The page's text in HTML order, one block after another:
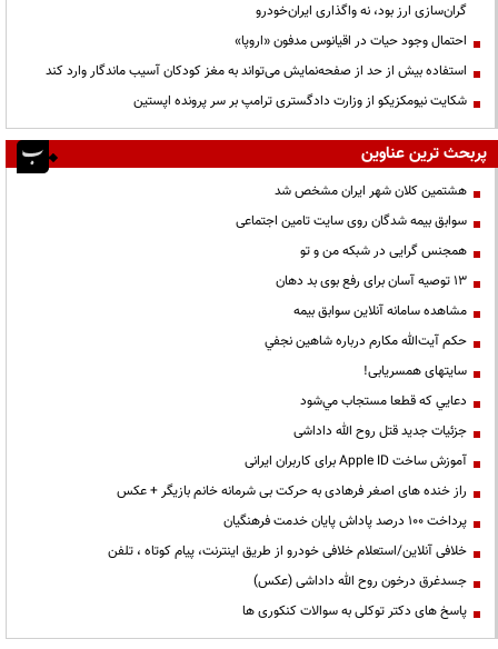
گران‌سازی ارز بود، نه واگذاری ایران‌خودرو
احتمال وجود حیات در اقیانوس مدفون «اروپا»
استفاده بیش از حد از صفحه‌نمایش می‌تواند به مغز کودکان آسیب ماندگار وارد کند
شکایت نیومکزیکو از وزارت دادگستری ترامپ بر سر پرونده اپستین
پربحث ترین عناوین
هشتمین کلان شهر ایران مشخص شد
سوابق بیمه شدگان روی سایت تامین اجتماعی
همجنس گرایی در شبکه من و تو
13 توصیه آسان برای رفع بوی بد دهان
مشاهده سامانه آنلاين سوابق بیمه
حكم آيت‌الله مكارم درباره شاهين نجفي
سایتهای همسریابی!
دعايي كه قطعا مستجاب مي‌شود
جزئیات جدید قتل روح الله داداشی
آموزش ساخت Apple ID برای کاربران ایرانی
راز خنده های اصغر فرهادی به حرکت بی شرمانه خانم بازیگر + عکس
پرداخت ۱۰۰ درصد پاداش پایان خدمت فرهنگیان
خلافی آنلاین/استعلام خلافی خودرو از طریق اینترنت، پیام کوتاه ، تلفن
جسدغرق درخون روح الله داداشی (عکس)
پاسخ های دکتر توکلی به سوالات کنکوری ها